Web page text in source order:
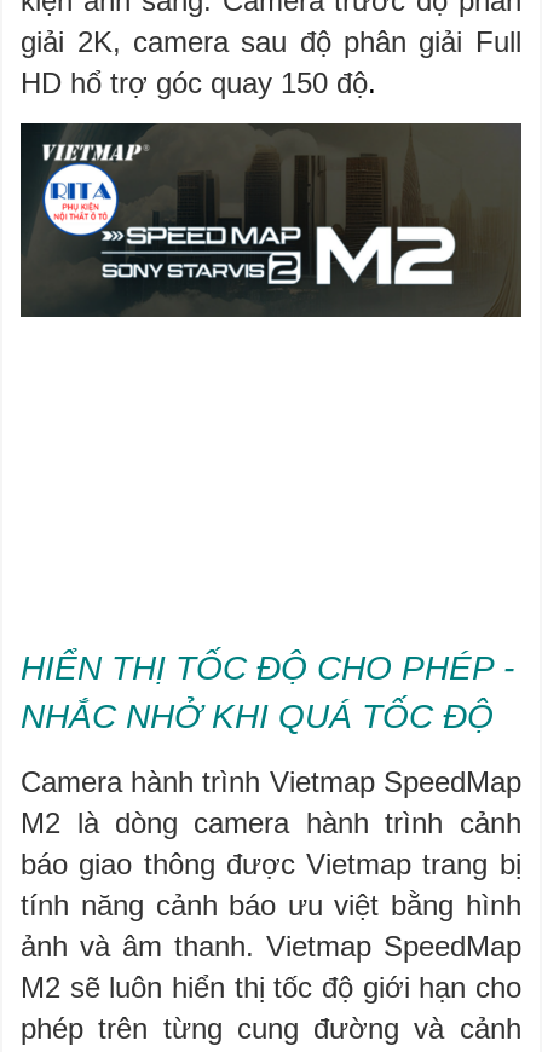
giải 2K, camera sau độ phân giải Full
HD hổ trợ góc quay 150 độ.
HIỂN THỊ TỐC ĐỘ CHO PHÉP -
NHẮC NHỞ KHI QUÁ TỐC ĐỘ
Camera hành trình Vietmap SpeedMap
M2 là dòng camera hành trình cảnh
báo giao thông được Vietmap trang bị
tính năng cảnh báo ưu việt bằng hình
ảnh và âm thanh. Vietmap SpeedMap
M2 sẽ luôn hiển thị tốc độ giới hạn cho
phép trên từng cung đường và cảnh